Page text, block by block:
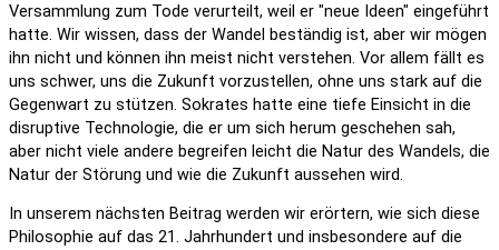
Versammlung zum Tode verurteilt, weil er "neue Ideen" eingeführt
hatte. Wir wissen, dass der Wandel beständig ist, aber wir mögen
ihn nicht und können ihn meist nicht verstehen. Vor allem fällt es
uns schwer, uns die Zukunft vorzustellen, ohne uns stark auf die
Gegenwart zu stützen. Sokrates hatte eine tiefe Einsicht in die
disruptive Technologie, die er um sich herum geschehen sah,
aber nicht viele andere begreifen leicht die Natur des Wandels, die
Natur der Störung und wie die Zukunft aussehen wird.
In unserem nächsten Beitrag werden wir erörtern, wie sich diese
Philosophie auf das 21. Jahrhundert und insbesondere auf die